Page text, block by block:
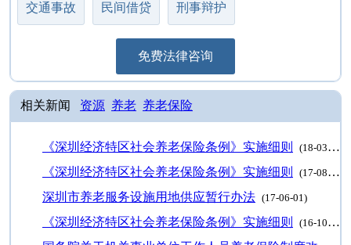
交通事故 民间借贷 刑事辩护
免费法律咨询
相关新闻 资源 养老 养老保险
《深圳经济特区社会养老保险条例》实施细则 (18-03-13)
《深圳经济特区社会养老保险条例》实施细则 (17-08-31)
深圳市养老服务设施用地供应暂行办法 (17-06-01)
《深圳经济特区社会养老保险条例》实施细则 (16-10-31)